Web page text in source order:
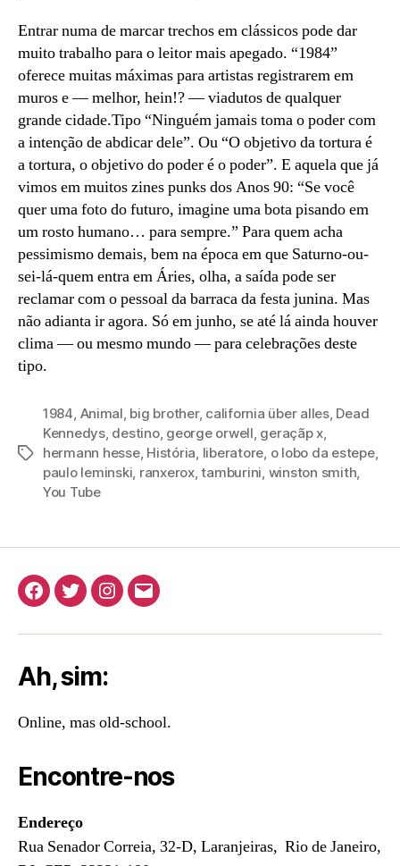
Entrar numa de marcar trechos em clássicos pode dar
muito trabalho para o leitor mais apegado. “1984”
oferece muitas máximas para artistas registrarem em
muros e — melhor, hein!? — viadutos de qualquer
grande cidade.Tipo “Ninguém jamais toma o poder com
a intenção de abdicar dele”. Ou “O objetivo da tortura é
a tortura, o objetivo do poder é o poder”. E aquela que já
vimos em muitos zines punks dos Anos 90: “Se você
quer uma foto do futuro, imagine uma bota pisando em
um rosto humano… para sempre.” Para quem acha
pessimismo demais, bem na época em que Saturno-ou-
sei-lá-quem entra em Áries, olha, a saída pode ser
reclamar com o pessoal da barraca da festa junina. Mas
não adianta ir agora. Só em junho, se até lá ainda houver
clima — ou mesmo mundo — para celebrações deste
tipo.
Tags
1984, Animal, big brother, california über alles, Dead
Kennedys, destino, george orwell, geraçãp x,
hermann hesse, História, liberatore, o lobo da estepe,
paulo leminski, ranxerox,tamburini, winston smith,
You Tube
Facebook
TwitterInstagram
E-
Ah, sim:
Online, mas old-school.
Encontre-nos
Endereço
Rua Senador Correia, 32-D, Laranjeiras, Rio de Janeiro,